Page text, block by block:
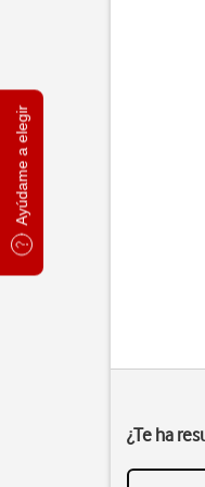
Ayúdame a elegir
¿Te ha